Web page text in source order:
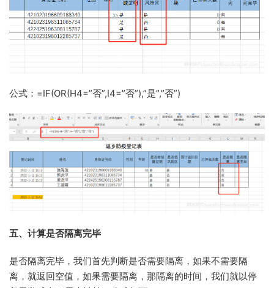
公式：=IF(OR(H4=”否”,I4=”否”),”是”,”否”)
五、计算是否隔离完毕
是否隔离完毕，我们首先判断是否需要隔离，如果不需要隔
离，就返回空值，如果需要隔离，那隔离的时间，我们就以停